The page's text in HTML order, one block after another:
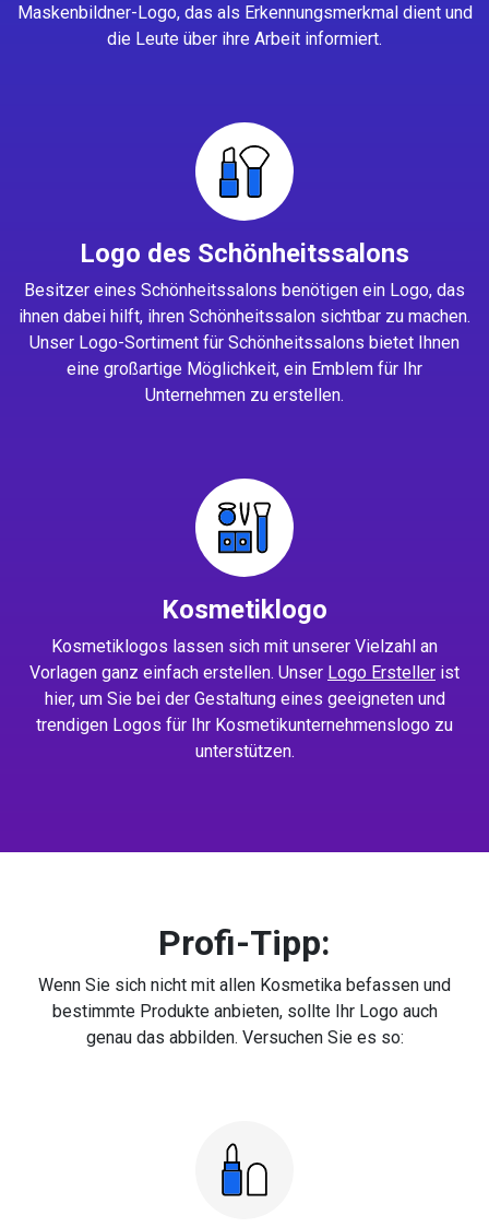
Maskenbildner-Logo, das als Erkennungsmerkmal dient und
die Leute über ihre Arbeit informiert.
Logo des Schönheitssalons
Besitzer eines Schönheitssalons benötigen ein Logo, das
ihnen dabei hilft, ihren Schönheitssalon sichtbar zu machen.
Unser Logo-Sortiment für Schönheitssalons bietet Ihnen
eine großartige Möglichkeit, ein Emblem für Ihr
Unternehmen zu erstellen.
Kosmetiklogo
Kosmetiklogos lassen sich mit unserer Vielzahl an
Vorlagen ganz einfach erstellen. Unser Logo Ersteller ist
hier, um Sie bei der Gestaltung eines geeigneten und
trendigen Logos für Ihr Kosmetikunternehmenslogo zu
unterstützen.
Profi-Tipp:
Wenn Sie sich nicht mit allen Kosmetika befassen und
bestimmte Produkte anbieten, sollte Ihr Logo auch
genau das abbilden. Versuchen Sie es so: